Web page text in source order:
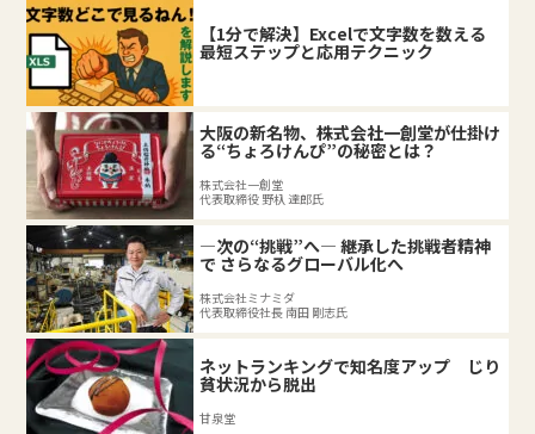
【1分で解決】Excelで文字数を数える
最短ステップと応用テクニック
大阪の新名物、株式会社一創堂が仕掛け
る“ちょろけんぴ”の秘密とは？
株式会社一創堂
代表取締役 野杁 達郎氏
―次の“挑戦”へ― 継承した挑戦者精神
で さらなるグローバル化へ
株式会社ミナミダ
代表取締役社長 南田 剛志氏
ネットランキングで知名度アップ じり
貧状況から脱出
甘泉堂